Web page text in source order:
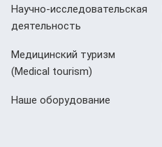
Научно-исследовательская
деятельность
Медицинский туризм
(Мedical tourism)
Наше оборудование